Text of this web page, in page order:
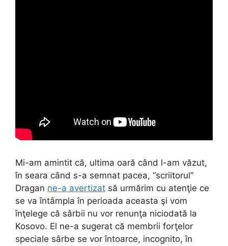
Mi-am amintit că, ultima oară când l-am văzut,
în seara când s-a semnat pacea, “scriitorul”
Dragan ne-a avertizat să urmărim cu atenţie ce
se va întâmpla în perioada aceasta şi vom
înţelege că sârbii nu vor renunţa niciodată la
Kosovo. El ne-a sugerat că membrii forţelor
speciale sârbe se vor întoarce, incognito, în